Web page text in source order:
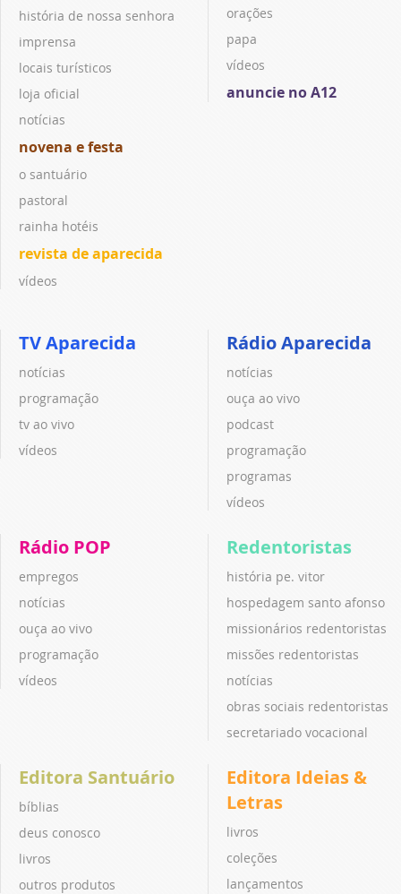
história de nossa senhora
imprensa
locais turísticos
loja oficial
notícias
novena e festa
o santuário
pastoral
rainha hotéis
revista de aparecida
vídeos
orações
papa
vídeos
anuncie no A12
TV Aparecida
notícias
programação
tv ao vivo
vídeos
Rádio Aparecida
notícias
ouça ao vivo
podcast
programação
programas
vídeos
Rádio POP
empregos
notícias
ouça ao vivo
programação
vídeos
Redentoristas
história pe. vitor
hospedagem santo afonso
missionários redentoristas
missões redentoristas
notícias
obras sociais redentoristas
secretariado vocacional
Editora Santuário
bíblias
deus conosco
livros
outros produtos
Editora Ideias &
Letras
livros
coleções
lançamentos